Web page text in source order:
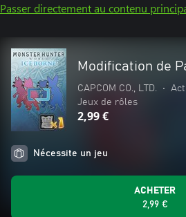
Passer directement au contenu
Modification de
CAPCOM CO., LTD. •
Jeux de rôles
2,99 €
Nécessite un jeu
ACHETER
2,99 €